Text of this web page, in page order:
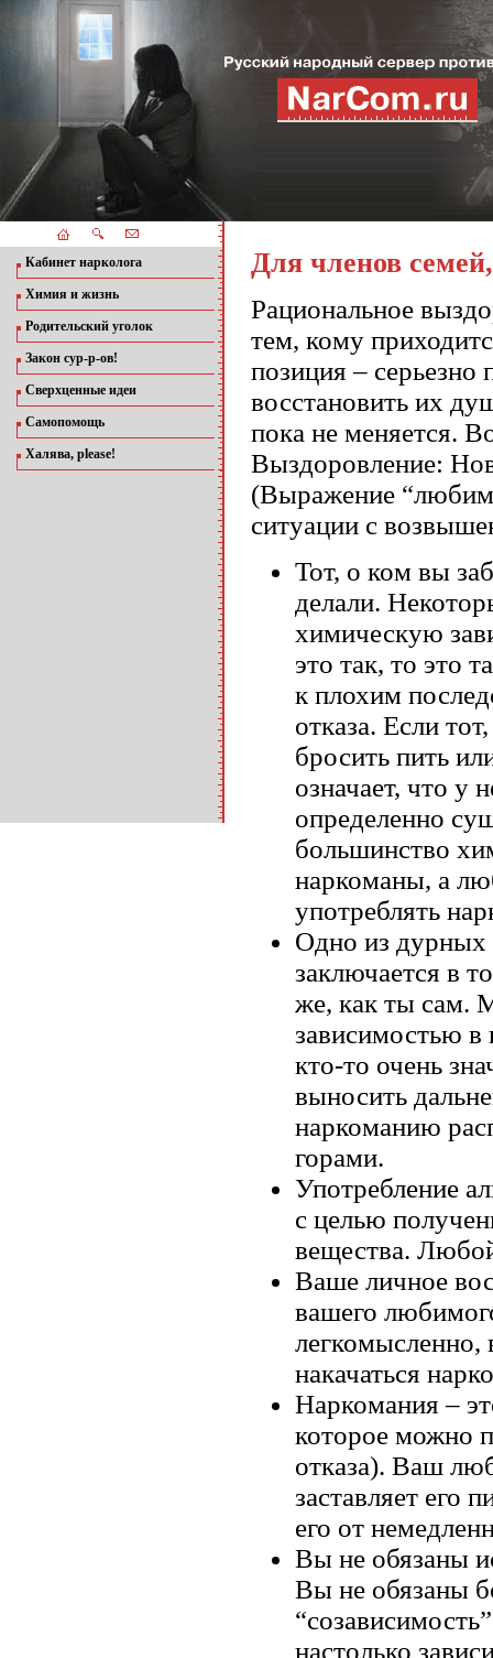
Кабинет нарколога
Химия и жизнь
Родительский уголок
Закон сур-р-ов!
Сверхценные идеи
Самопомощь
Халява, please!
Для членов
Рациональное
тем, кому
позиция – серьезно
восстановить их
пока не меняется.
Выздоровление:
(Выражение
ситуации с
Тот, о ком вы
делали.
химическую
это так, то это
к плохим
отказа. Если
бросить пить
означает, что у
определенно
большинство
наркоманы, а
употреблять
Одно из дурных
заключается в
же, как ты сам.
зависимостью в
кто-то очень
выносить
наркоманию
горами.
Употребление
с целью
вещества.
Ваше личное
вашего
легкомысленно,
накачаться
Наркомания –
которое можно
отказа). Ваш
заставляет его
его от
Вы не обязаны
Вы не обязаны
настолько